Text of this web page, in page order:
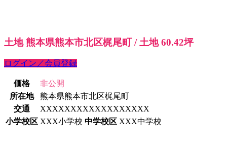
土地 熊本県熊本市北区梶尾町 / 土地 60.42坪
ログイン／会員登録
価格
非公開
所在地
熊本県熊本市北区梶尾町
交通
XXXXXXXXXXXXXXXXXX
小学校区 XXX小学校 中学校区 XXX中学校